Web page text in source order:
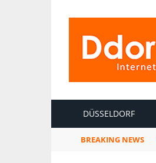
DÜSSELDORF
BREAKING NEWS